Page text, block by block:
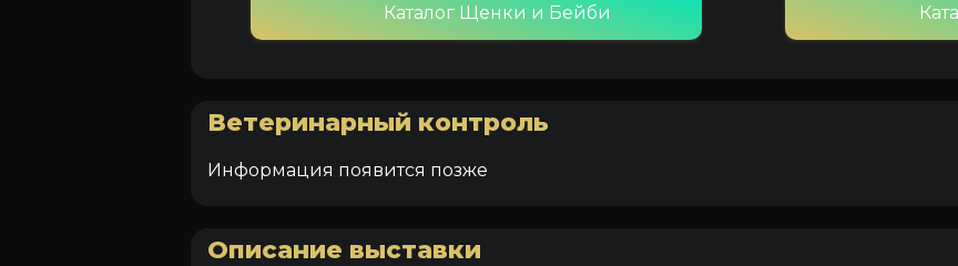
Каталог Щенки и Бейби
Ветеринарный контроль
Информация появится позже
Описание выставки